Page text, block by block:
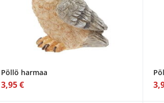
Pöllö harmaa
3,95 €